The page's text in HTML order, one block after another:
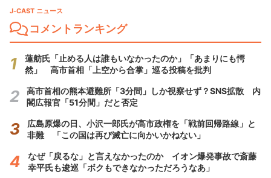
J-CAST ニュース
コメントランキング
蓮舫氏「止める人は誰もいなかったのか」「あまりにも愕
然」 高市首相「上空から合掌」巡る投稿を批判
高市首相の熊本避難所「3分間」しか視察せず？SNS拡散 内
閣広報官「51分間」だと否定
広島原爆の日、小沢一郎氏が高市政権を「戦前回帰路線」と
非難 「この国は再び滅亡に向かいかねない」
なぜ「戻るな」と言えなかったのか イオン爆発事故で斎藤
幸平氏も逡巡「ボクもできなかっただろうなあ」